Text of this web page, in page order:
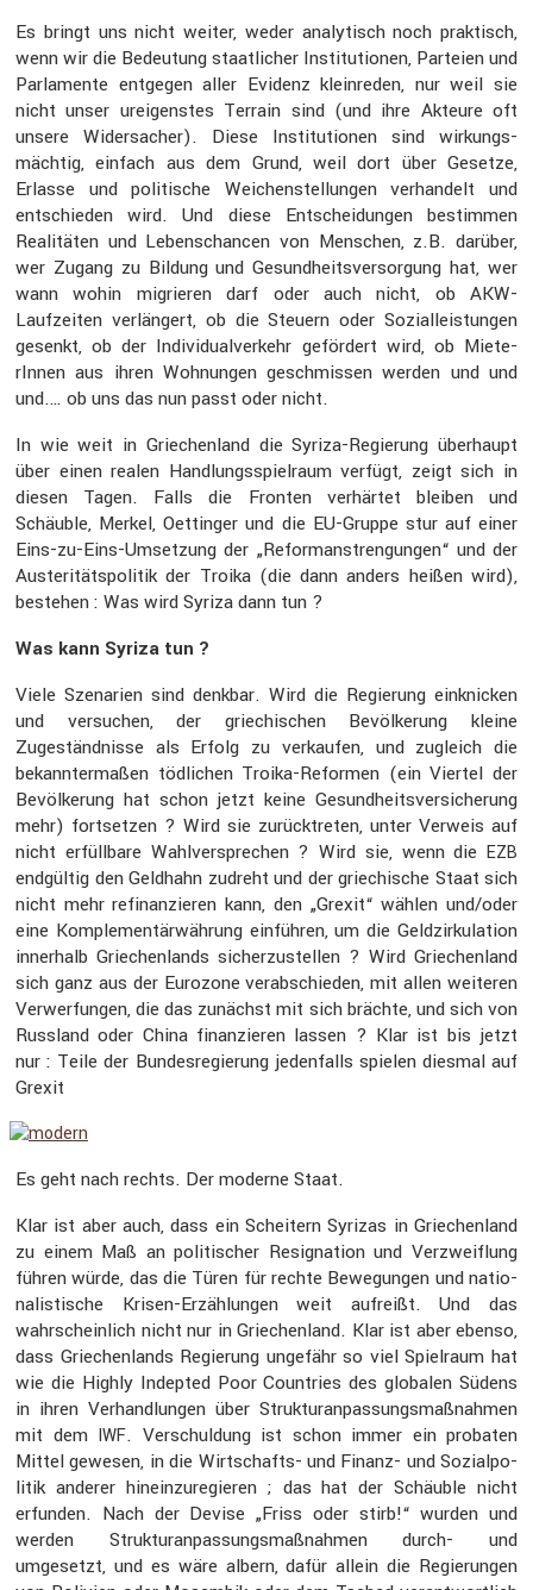
Es bringt uns nicht weiter, weder analy­tisch noch praktisch,
wenn wir die Bedeu­tung staat­li­cher Insti­tu­tionen, Parteien und
Parla­mente entgegen aller Evidenz klein­reden, nur weil sie
nicht unser ureigenstes Terrain sind (und ihre Akteure oft
unsere Wider­sa­cher). Diese Insti­tu­tionen sind wirkungs­
mächtig, einfach aus dem Grund, weil dort über Gesetze,
Erlasse und politi­sche Weichen­stel­lungen verhan­delt und
entschieden wird. Und diese Entschei­dungen bestimmen
Reali­täten und Lebens­chancen von Menschen, z.B. darüber,
wer Zugang zu Bildung und Gesund­heits­ver­sor­gung hat, wer
wann wohin migrieren darf oder auch nicht, ob AKW-
Laufzeiten verlän­gert, ob die Steuern oder Sozial­leis­tungen
gesenkt, ob der Indivi­du­al­ver­kehr geför­dert wird, ob Miete­
rInnen aus ihren Wohnungen geschmissen werden und und
und.… ob uns das nun passt oder nicht.
In wie weit in Griechen­land die Syriza-Regie­rung überhaupt
über einen realen Handlungs­spiel­raum verfügt, zeigt sich in
diesen Tagen. Falls die Fronten verhärtet bleiben und
Schäuble, Merkel, Oettinger und die EU-Gruppe stur auf einer
Eins-zu-Eins-Umset­zung der „Reform­an­stren­gungen“ und der
Auste­ri­täts­po­litik der Troika (die dann anders heißen wird),
bestehen : Was wird Syriza dann tun ?
Was kann Syriza tun ?
Viele Szena­rien sind denkbar. Wird die Regie­rung einkni­cken
und versu­chen, der griechi­schen Bevöl­ke­rung kleine
Zugeständ­nisse als Erfolg zu verkaufen, und zugleich die
bekann­ter­maßen tödli­chen Troika-Reformen (ein Viertel der
Bevöl­ke­rung hat schon jetzt keine Gesund­heits­ver­si­che­rung
mehr) fortsetzen ? Wird sie zurück­treten, unter Verweis auf
nicht erfüll­bare Wahlver­spre­chen ? Wird sie, wenn die EZB
endgültig den Geldhahn zudreht und der griechi­sche Staat sich
nicht mehr refinan­zieren kann, den „Grexit“ wählen und/oder
eine Komple­men­tär­wäh­rung einführen, um die Geldzir­ku­la­tion
inner­halb Griechen­lands sicher­zu­stellen ? Wird Griechen­land
sich ganz aus der Eurozone verab­schieden, mit allen weiteren
Verwer­fungen, die das zunächst mit sich brächte, und sich von
Russland oder China finan­zieren lassen ? Klar ist bis jetzt
nur : Teile der Bundes­re­gie­rung jeden­falls spielen diesmal auf
Grexit
Es geht nach rechts. Der moderne Staat.
Klar ist aber auch, dass ein Schei­tern Syrizas in Griechen­land
zu einem Maß an politi­scher Resigna­tion und Verzweif­lung
führen würde, das die Türen für rechte Bewegungen und natio­
na­lis­ti­sche Krisen-Erzäh­lungen weit aufreißt. Und das
wahrschein­lich nicht nur in Griechen­land. Klar ist aber ebenso,
dass Griechen­lands Regie­rung ungefähr so viel Spiel­raum hat
wie die Highly Indepted Poor Countries des globalen Südens
in ihren Verhand­lungen über Struk­tur­an­pas­sungs­maß­nahmen
mit dem IWF. Verschul­dung ist schon immer ein probaten
Mittel gewesen, in die Wirtschafts- und Finanz- und Sozial­po­
litik anderer hinein­zu­re­gieren ; das hat der Schäuble nicht
erfunden. Nach der Devise „Friss oder stirb!“ wurden und
werden Struk­tur­an­pas­sungs­maß­nahmen durch- und
umgesetzt, und es wäre albern, dafür allein die Regie­rungen